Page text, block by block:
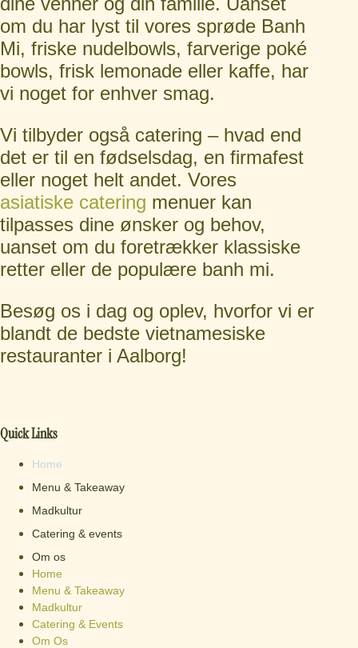
om du har lyst til vores sprøde Banh
Mi, friske nudelbowls, farverige poké
bowls, frisk lemonade eller kaffe, har
vi noget for enhver smag.
Vi tilbyder også catering – hvad end
det er til en fødselsdag, en firmafest
eller noget helt andet. Vores
asiatiske catering menuer kan
tilpasses dine ønsker og behov,
uanset om du foretrækker klassiske
retter eller de populære banh mi.
Besøg os i dag og oplev, hvorfor vi er
blandt de bedste vietnamesiske
restauranter i Aalborg!
Quick Links
Home
Menu & Takeaway
Madkultur
Catering & events
Om os
Home
Menu & Takeaway
Madkultur
Catering & Events
Om Os